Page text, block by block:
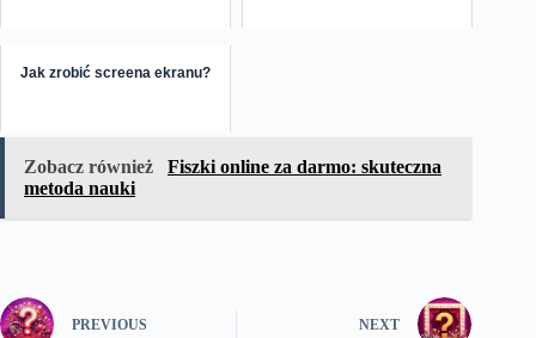
Jak zrobić screena ekranu?
Zobacz również
Fiszki online za darmo: skuteczna
metoda nauki
PREVIOUS NEXT